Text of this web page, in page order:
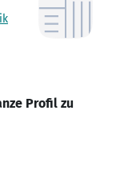
Profil zu